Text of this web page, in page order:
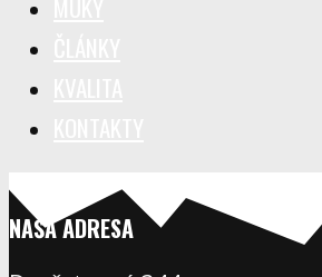
NAŠA ADRESA